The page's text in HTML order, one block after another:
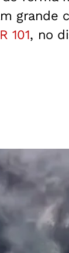
grande
101, no